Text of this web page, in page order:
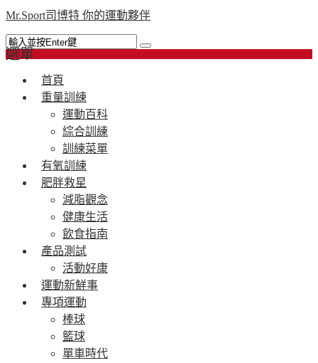
Mr.Sport司博特 你的運動夥伴
選單
首頁
重量訓練
運動百科
綜合訓練
訓練菜單
有氧訓練
肥胖救星
減脂觀念
健康生活
飲食指南
產品測試
活動好康
運動新鮮事
專項運動
棒球
籃球
單車時代